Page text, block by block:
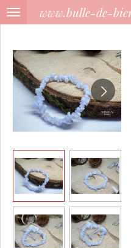
Passer
principal
www.bulle-de-